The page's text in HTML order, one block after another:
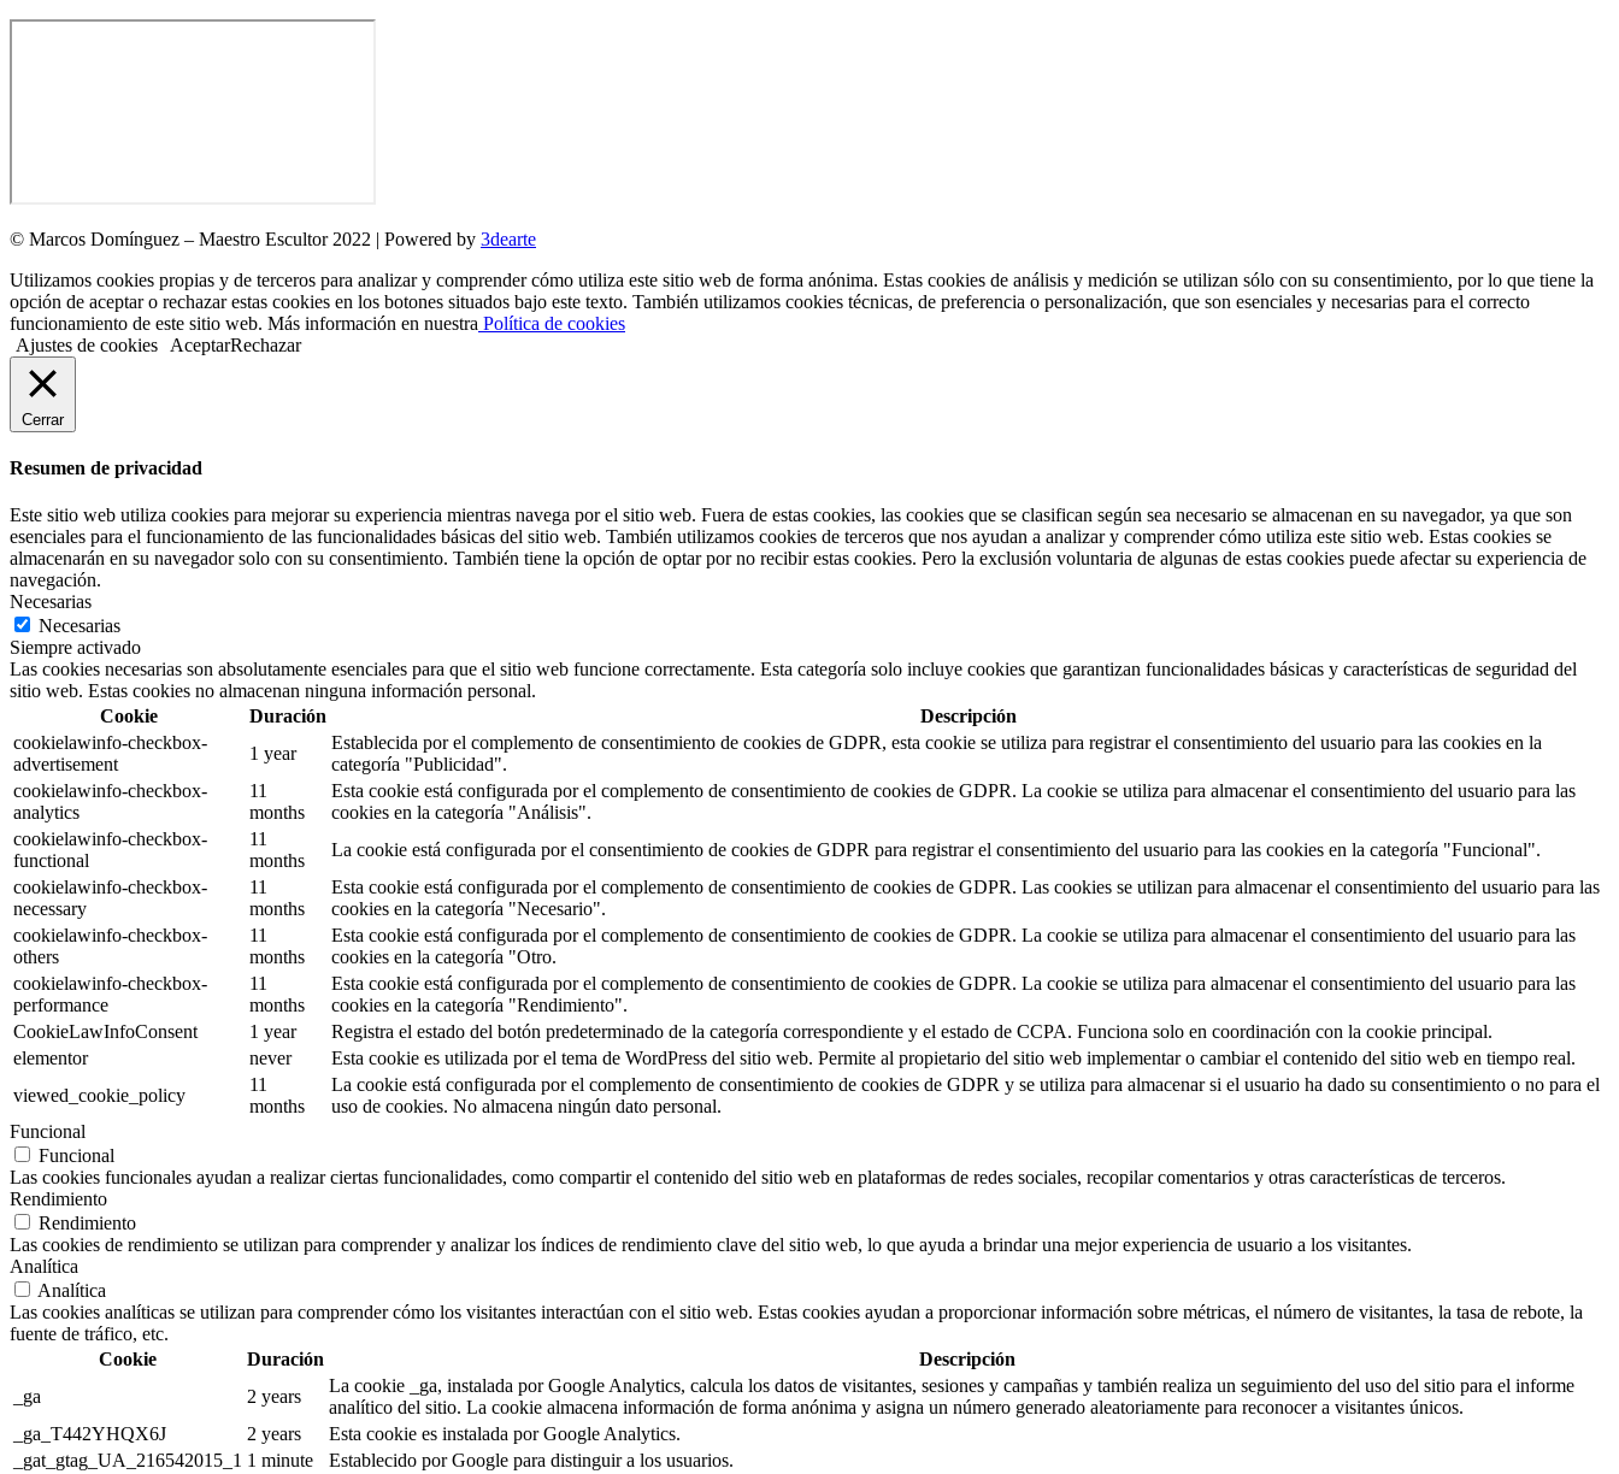
© Marcos Domínguez – Maestro Escultor 2022 | Powered by 3dearte
Utilizamos cookies propias y de terceros para analizar y comprender cómo utiliza este sitio web de forma anónima. Estas cookies de análisis y medición se utilizan sólo con su consentimiento, por lo que tiene la
opción de aceptar o rechazar estas cookies en los botones situados bajo este texto. También utilizamos cookies técnicas, de preferencia o personalización, que son esenciales y necesarias para el correcto
funcionamiento de este sitio web. Más información en nuestra Política de cookies
Ajustes de cookies
AceptarRechazar
Cerrar
Resumen de privacidad
Este sitio web utiliza cookies para mejorar su experiencia mientras navega por el sitio web. Fuera de estas cookies, las cookies que se clasifican según sea necesario se almacenan en su navegador, ya que son
esenciales para el funcionamiento de las funcionalidades básicas del sitio web. También utilizamos cookies de terceros que nos ayudan a analizar y comprender cómo utiliza este sitio web. Estas cookies se
almacenarán en su navegador solo con su consentimiento. También tiene la opción de optar por no recibir estas cookies. Pero la exclusión voluntaria de algunas de estas cookies puede afectar su experiencia de
navegación.
Necesarias
Necesarias
Siempre activado
Las cookies necesarias son absolutamente esenciales para que el sitio web funcione correctamente. Esta categoría solo incluye cookies que garantizan funcionalidades básicas y características de seguridad del
sitio web. Estas cookies no almacenan ninguna información personal.
Cookie
Duración
Descripción
cookielawinfo-checkbox-
advertisement
1 year
Establecida por el complemento de consentimiento de cookies de GDPR, esta cookie se utiliza para registrar el consentimiento del usuario para las cookies en la
categoría "Publicidad".
cookielawinfo-checkbox-
analytics
11
months
Esta cookie está configurada por el complemento de consentimiento de cookies de GDPR. La cookie se utiliza para almacenar el consentimiento del usuario para las
cookies en la categoría "Análisis".
cookielawinfo-checkbox-
functional
11
months
La cookie está configurada por el consentimiento de cookies de GDPR para registrar el consentimiento del usuario para las cookies en la categoría "Funcional".
cookielawinfo-checkbox-
necessary
11
months
Esta cookie está configurada por el complemento de consentimiento de cookies de GDPR. Las cookies se utilizan para almacenar el consentimiento del usuario para las
cookies en la categoría "Necesario".
cookielawinfo-checkbox-
others
11
months
Esta cookie está configurada por el complemento de consentimiento de cookies de GDPR. La cookie se utiliza para almacenar el consentimiento del usuario para las
cookies en la categoría "Otro.
cookielawinfo-checkbox-
performance
11
months
Esta cookie está configurada por el complemento de consentimiento de cookies de GDPR. La cookie se utiliza para almacenar el consentimiento del usuario para las
cookies en la categoría "Rendimiento".
CookieLawInfoConsent
1 year
Registra el estado del botón predeterminado de la categoría correspondiente y el estado de CCPA. Funciona solo en coordinación con la cookie principal.
elementor
never
Esta cookie es utilizada por el tema de WordPress del sitio web. Permite al propietario del sitio web implementar o cambiar el contenido del sitio web en tiempo real.
viewed_cookie_policy
11
months
La cookie está configurada por el complemento de consentimiento de cookies de GDPR y se utiliza para almacenar si el usuario ha dado su consentimiento o no para el
uso de cookies. No almacena ningún dato personal.
Funcional
Funcional
Las cookies funcionales ayudan a realizar ciertas funcionalidades, como compartir el contenido del sitio web en plataformas de redes sociales, recopilar comentarios y otras características de terceros.
Rendimiento
Rendimiento
Las cookies de rendimiento se utilizan para comprender y analizar los índices de rendimiento clave del sitio web, lo que ayuda a brindar una mejor experiencia de usuario a los visitantes.
Analítica
Analítica
Las cookies analíticas se utilizan para comprender cómo los visitantes interactúan con el sitio web. Estas cookies ayudan a proporcionar información sobre métricas, el número de visitantes, la tasa de rebote, la
fuente de tráfico, etc.
Cookie
Duración
Descripción
_ga
2 years
La cookie _ga, instalada por Google Analytics, calcula los datos de visitantes, sesiones y campañas y también realiza un seguimiento del uso del sitio para el informe
analítico del sitio. La cookie almacena información de forma anónima y asigna un número generado aleatoriamente para reconocer a visitantes únicos.
_ga_T442YHQX6J
2 years
Esta cookie es instalada por Google Analytics.
_gat_gtag_UA_216542015_1 1 minute Establecido por Google para distinguir a los usuarios.